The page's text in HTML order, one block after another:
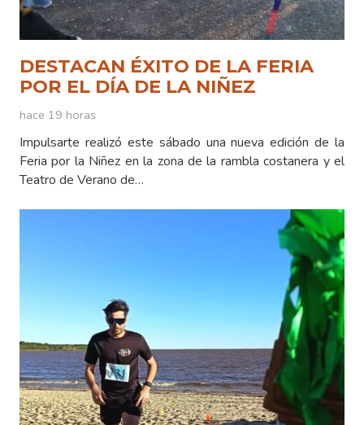
DESTACAN ÉXITO DE LA FERIA
POR EL DÍA DE LA NIÑEZ
hace 19 horas
Impulsarte realizó este sábado una nueva edición de la
Feria por la Niñez en la zona de la rambla costanera y el
Teatro de Verano de…